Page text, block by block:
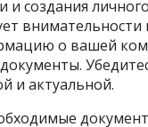
и создания
внимательности
о вашей
и актуальной.